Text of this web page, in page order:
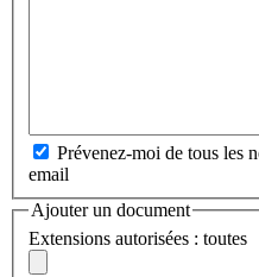
Prévenez-moi de tous les
email
Ajouter un document
Extensions autorisées : toutes